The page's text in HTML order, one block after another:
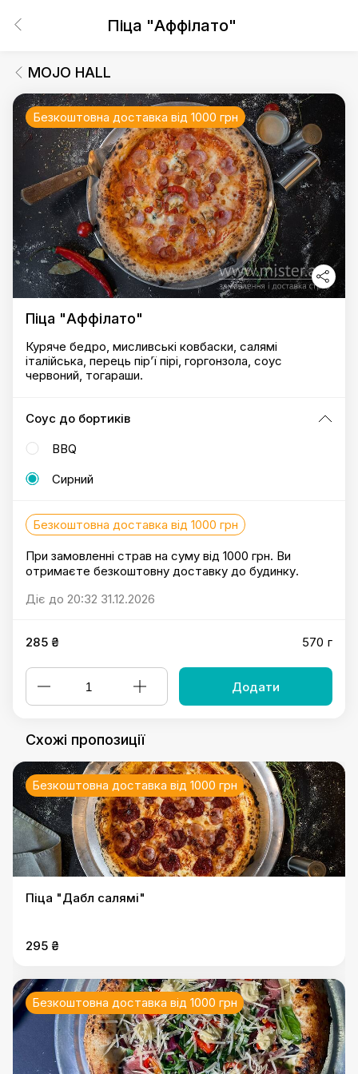
Піца "Аффілато"
MOJO HALL
Безкоштовна доставка від 1000 грн
Піца "Аффілато"
Куряче бедро, мисливські ковбаски, салямі
італійська, перець пір’ї пірі, горгонзола, соус
червоний, тогараши.
Соус до бортиків
BBQ
Сирний
Безкоштовна доставка від 1000 грн
При замовленні страв на суму від 1000 грн. Ви
отримаєте безкоштовну доставку до будинку.
Діє до 20:32 31.12.2026
285 ₴ 570 г
Додати
Схожі пропозиції
Безкоштовна доставка від 1000 грн
Піца "Дабл салямі"
295 ₴
Безкоштовна доставка від 1000 грн